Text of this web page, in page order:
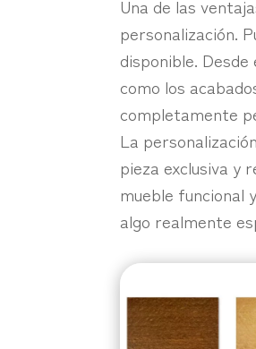
Una de las
personalización.
disponible.
como los
completamente
La
pieza exclusiva y
mueble funcional
algo realmente